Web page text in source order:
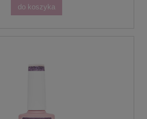
do koszyka